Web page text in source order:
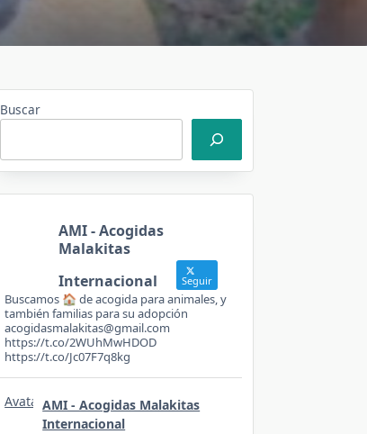
Buscar
AMI - Acogidas
Malakitas
Internacional
Seguir
Buscamos 🏠 de acogida para animales, y
también familias para su adopción
acogidasmalakitas@gmail.com
https://t.co/2WUhMwHDOD
https://t.co/Jc07F7q8kg
AvatarAMI - Acogidas Malakitas
Internacional